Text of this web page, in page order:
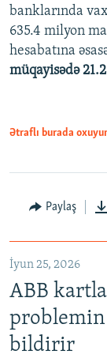
Auto
banklarında
635.4 milyon
hesabatına
müqayisədə
Ətraflı burada
Paylaş
İyun 25, 2026
ABB
bildirir